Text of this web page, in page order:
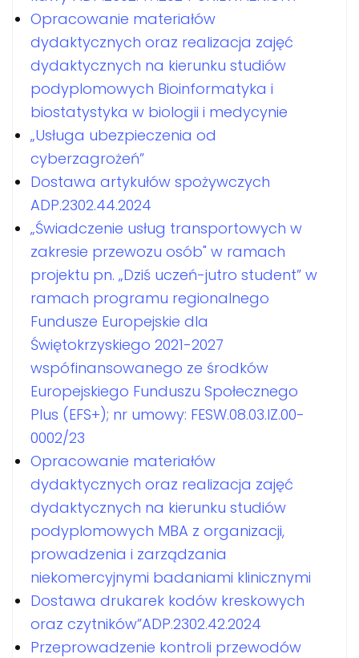
Opracowanie materiałów
dydaktycznych oraz realizacja zajęć
dydaktycznych na kierunku studiów
podyplomowych Bioinformatyka i
biostatystyka w biologii i medycynie
„Usługa ubezpieczenia od
cyberzagrożeń”
Dostawa artykułów spożywczych
ADP.2302.44.2024
„Świadczenie usług transportowych w
zakresie przewozu osób" w ramach
projektu pn. „Dziś uczeń-jutro student” w
ramach programu regionalnego
Fundusze Europejskie dla
Świętokrzyskiego 2021-2027
wspófinansowanego ze środków
Europejskiego Funduszu Społecznego
Plus (EFS+); nr umowy: FESW.08.03.IZ.00-
0002/23
Opracowanie materiałów
dydaktycznych oraz realizacja zajęć
dydaktycznych na kierunku studiów
podyplomowych MBA z organizacji,
prowadzenia i zarządzania
niekomercyjnymi badaniami klinicznymi
Dostawa drukarek kodów kreskowych
oraz czytników”ADP.2302.42.2024
Przeprowadzenie kontroli przewodów